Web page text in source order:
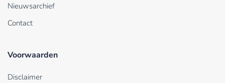
Nieuwsarchief
Contact
Voorwaarden
Disclaimer